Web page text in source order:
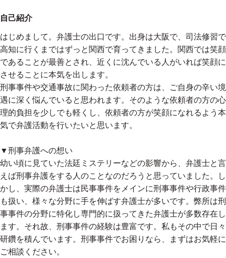
【刑事事件の解決実績はこちら】
https://atomfirm.com/resolution
【来所相談のご予約はこちら】
0120-456-911
専属スタッフが24時間365日対応
いつでもお気軽にご連絡ください
自己紹介
はじめまして。弁護士の出口です。出身は大阪で、司法修習で
高知に行くまではずっと関西で育ってきました。関西では笑顔
であることが最善とされ、近くに沈んでいる人がいれば笑顔に
させることに本気を出します。
刑事事件や交通事故に関わった依頼者の方は、ご自身の辛い境
遇に深く悩んでいると思われます。そのような依頼者の方の心
理的負担を少しでも軽くし、依頼者の方が笑顔になれるよう本
気で弁護活動を行いたいと思います。
▼刑事弁護への想い
幼い頃に見ていた法廷ミステリーなどの影響から、弁護士と言
えば刑事弁護をする人のことなのだろうと思っていました。し
かし、実際の弁護士は民事事件をメインに刑事事件や行政事件
も扱い、様々な分野に手を伸ばす弁護士が多いです。弊所は刑
事事件の分野に特化し専門的に扱ってきた弁護士が多数存在し
ます。それ故、刑事事件の経験は豊富です。私もその中で日々
研鑽を積んでいます。刑事事件でお困りなら、まずはお気軽に
ご相談ください。